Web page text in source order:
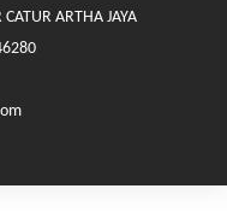
ARTHA JAYA